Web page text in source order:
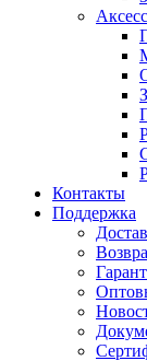
Контакты
Поддержка